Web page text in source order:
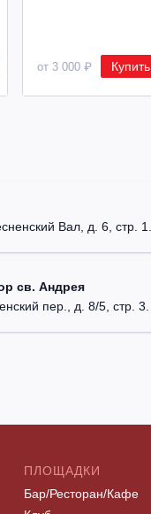
от 3 000 ₽ Купить
Вал, д. 6, стр. 1.
св. Андрея
пер., д. 8/5, стр. 3.
ПЛОЩАДКИ
Бар/Ресторан/Кафе